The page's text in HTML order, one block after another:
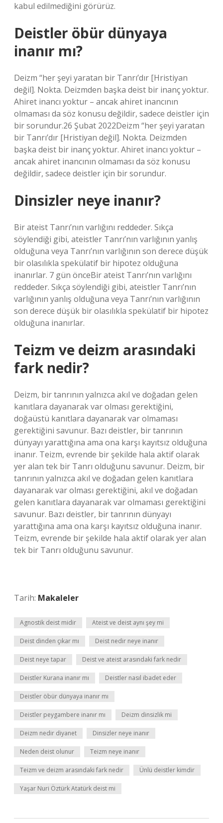
kabul edilmediğini görürüz.
Deistler öbür dünyaya
inanır mı?
Deizm “her şeyi yaratan bir Tanrı’dır [Hristiyan
değil]. Nokta. Deizmden başka deist bir inanç yoktur.
Ahiret inancı yoktur – ancak ahiret inancının
olmaması da söz konusu değildir, sadece deistler için
bir sorundur.26 Şubat 2022Deizm “her şeyi yaratan
bir Tanrı’dır [Hristiyan değil]. Nokta. Deizmden
başka deist bir inanç yoktur. Ahiret inancı yoktur –
ancak ahiret inancının olmaması da söz konusu
değildir, sadece deistler için bir sorundur.
Dinsizler neye inanır?
Bir ateist Tanrı’nın varlığını reddeder. Sıkça
söylendiği gibi, ateistler Tanrı’nın varlığının yanlış
olduğuna veya Tanrı’nın varlığının son derece düşük
bir olasılıkla spekülatif bir hipotez olduğuna
inanırlar. 7 gün önceBir ateist Tanrı’nın varlığını
reddeder. Sıkça söylendiği gibi, ateistler Tanrı’nın
varlığının yanlış olduğuna veya Tanrı’nın varlığının
son derece düşük bir olasılıkla spekülatif bir hipotez
olduğuna inanırlar.
Teizm ve deizm arasındaki
fark nedir?
Deizm, bir tanrının yalnızca akıl ve doğadan gelen
kanıtlara dayanarak var olması gerektiğini,
doğaüstü kanıtlara dayanarak var olmaması
gerektiğini savunur. Bazı deistler, bir tanrının
dünyayı yarattığına ama ona karşı kayıtsız olduğuna
inanır. Teizm, evrende bir şekilde hala aktif olarak
yer alan tek bir Tanrı olduğunu savunur. Deizm, bir
tanrının yalnızca akıl ve doğadan gelen kanıtlara
dayanarak var olması gerektiğini, akıl ve doğadan
gelen kanıtlara dayanarak var olmaması gerektiğini
savunur. Bazı deistler, bir tanrının dünyayı
yarattığına ama ona karşı kayıtsız olduğuna inanır.
Teizm, evrende bir şekilde hala aktif olarak yer alan
tek bir Tanrı olduğunu savunur.
Tarih: Makaleler
Agnostik deist midir Ateist ve deist aynı şey mi
Deist dinden çıkar mı Deist nedir neye inanır
Deist neye tapar Deist ve ateist arasındaki fark nedir
Deistler Kurana inanır mı Deistler nasıl ibadet eder
Deistler öbür dünyaya inanır mı
Deistler peygambere inanır mı Deizm dinsizlik mi
Deizm nedir diyanet Dinsizler neye inanır
Neden deist olunur Teizm neye inanır
Teizm ve deizm arasındaki fark nedir Ünlü deistler kimdir
Yaşar Nuri Öztürk Atatürk deist mi